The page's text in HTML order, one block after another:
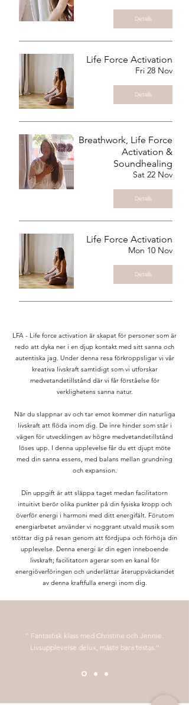
Details
Life Force Activation
Fri 28 Nov
Details
Breathwork, Life Force
Activation &
Soundhealing
Sat 22 Nov
Details
Life Force Activation
Mon 10 Nov
Details
LFA - Life force activation är skapat för personer som är
redo att dyka ner i en djup kontakt med sitt sanna och
autentiska jag. Under denna resa förkroppsligar vi vår
kreativa livskraft samtidigt som vi utforskar
medvetandetillstånd där vi får förståelse för
verklighetens sanna natur.
När du slappnar av och tar emot kommer din naturliga
livskraft att flöda inom dig. De inre hinder som står i
vägen för utvecklingen av högre medvetandetillstånd
löses upp. I denna upplevelse får du ett djupt möte
med din sanna essens, med balans mellan grundning
och expansion.
Din uppgift är att släppa taget medan facilitatorn
intuitivt berör olika punkter på din fysiska kropp och
överför energi i harmoni med ditt energifält. Förutom
energiarbetet använder vi noggrant utvald musik som
stöttar dig på resan genom att fördjupa och förhöja din
upplevelse. Denna energi är din egen inneboende
livskraft; facilitatorn agerar som en kanal för
energiöverföringen och underlättar återuppväckandet
av denna kraftfulla energi inom dig.
'' Fantastisk klass med Christine och Jennie.
Livsupplevelse delux, måste bara testas.''